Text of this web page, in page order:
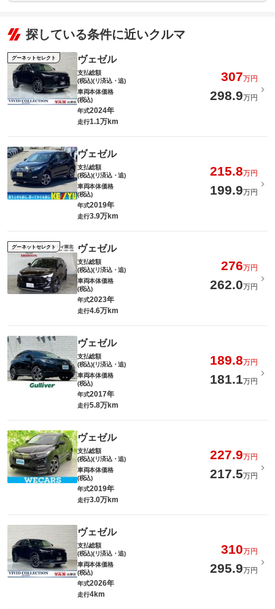
探している条件に近いクルマ
グーネットセレクト ヴェゼル
支払総額
(税込)(リ済込・追)
307万円
車両本体価格
(税込)
298.9万円
年式2024年
走行1.1万km
ヴェゼル
支払総額
(税込)(リ済込・追)
215.8万円
車両本体価格
(税込)
199.9万円
年式2019年
走行3.9万km
グーネットセレクト ヴェゼル
支払総額
(税込)(リ済込・追)
276万円
車両本体価格
(税込)
262.0万円
年式2023年
走行4.6万km
ヴェゼル
支払総額
(税込)(リ済込・追)
189.8万円
車両本体価格
(税込)
181.1万円
年式2017年
走行5.8万km
ヴェゼル
支払総額
(税込)(リ済込・追)
227.9万円
車両本体価格
(税込)
217.5万円
年式2019年
走行3.0万km
ヴェゼル
支払総額
(税込)(リ済込・追)
310万円
車両本体価格
(税込)
295.9万円
年式2026年
走行4km